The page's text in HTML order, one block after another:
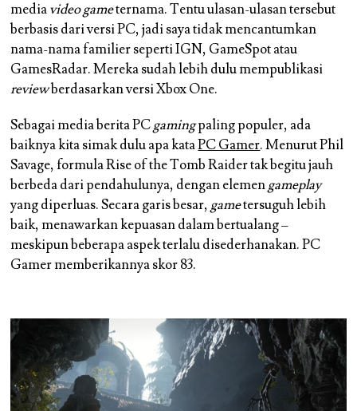
mediavideo gameternama. Tentu ulasan-ulasan tersebut
berbasis dari versi PC, jadi saya tidak mencantumkan
nama-nama familier seperti IGN, GameSpot atau
GamesRadar. Mereka sudah lebih dulu mempublikasi
reviewberdasarkan versi Xbox One.
Sebagai media berita PCgamingpaling populer, ada
baiknya kita simak dulu apa kataPC Gamer. Menurut Phil
Savage, formula Rise of the Tomb Raider tak begitu jauh
berbeda dari pendahulunya, dengan elemengameplay
yang diperluas. Secara garis besar,gametersuguh lebih
baik, menawarkan kepuasan dalam bertualang –
meskipun beberapa aspek terlalu disederhanakan. PC
Gamer memberikannya skor 83.